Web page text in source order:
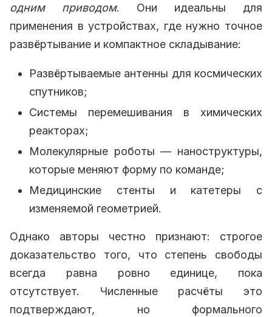
одним приводом. Они идеальны для
применения в устройствах, где нужно точное
развёртывание и компактное складывание:
Развёртываемые антенны для космических
спутников;
Системы перемешивания в химических
реакторах;
Молекулярные роботы — наноструктуры,
которые меняют форму по команде;
Медицинские стенты и катетеры с
изменяемой геометрией.
Однако авторы честно признают: строгое
доказательство того, что степень свободы
всегда равна ровно единице, пока
отсутствует. Численные расчёты это
подтверждают, но формального